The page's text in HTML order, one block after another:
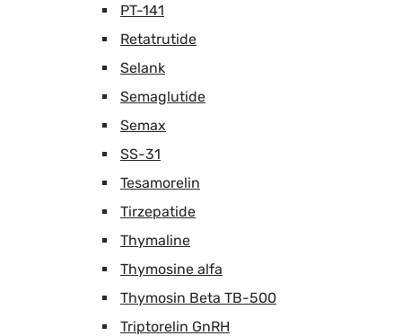
PT-141
Retatrutide
Selank
Semaglutide
Semax
SS-31
Tesamorelin
Tirzepatide
Thymaline
Thymosine alfa
Thymosin Beta TB-500
Triptorelin GnRH